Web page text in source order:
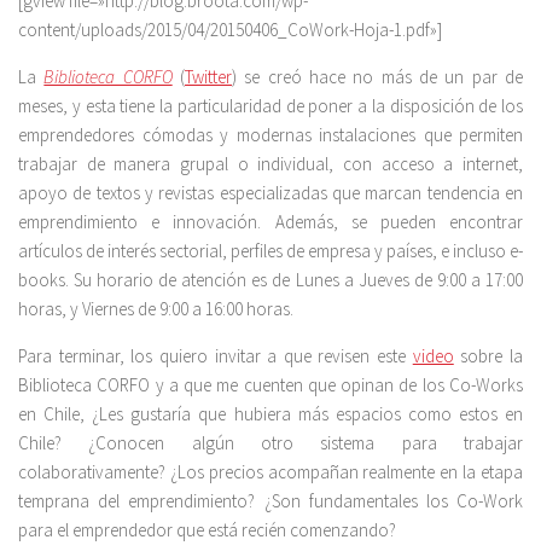
content/uploads/2015/04/20150406_CoWork-Hoja-1.pdf»]
LaBiblioteca CORFO(Twitter) se creó hace no más de un par de
meses, y esta tiene la particularidad de poner a la disposición de los
emprendedores cómodas y modernas instalaciones que permiten
trabajar de manera grupal o individual, con acceso a internet,
apoyo de textos y revistas especializadas que marcan tendencia en
emprendimiento e innovación. Además, se pueden encontrar
artículos de interés sectorial, perfiles de empresa y países, e incluso e-
books. Su horario de atención es de Lunes a Jueves de 9:00 a 17:00
horas, y Viernes de 9:00 a 16:00 horas.
Para terminar, los quiero invitar a que revisen este video sobre la
Biblioteca CORFO y a que me cuenten que opinan de los Co-Works
en Chile, ¿Les gustaría que hubiera más espacios como estos en
Chile? ¿Conocen algún otro sistema para trabajar
colaborativamente? ¿Los precios acompañan realmente en la etapa
temprana del emprendimiento? ¿Son fundamentales los Co-Work
para el emprendedor que está recién comenzando?